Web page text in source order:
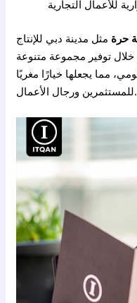
حرة مثل مدينة دبي للإنتاج
خلال توفير مجموعة متنوعة
مما يجعلها خيارًا مغريًا
للمستثمرين ورجال الأعمال.